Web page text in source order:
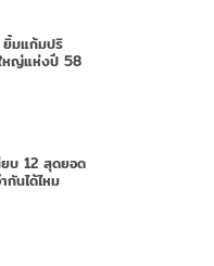
มแก้มปริ
หญ่แห่งปี 58
บ 12 สุดยอด
กันได้ไหม